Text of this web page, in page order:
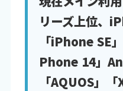
リーズ上位、
「iPhone SE
Phone 14」
「AQUOS」